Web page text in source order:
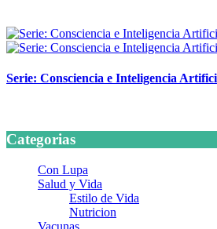
Serie: Consciencia e Inteligencia
Categorias
Con Lupa
Salud y Vida
Estilo de Vida
Nutricion
Vacunas